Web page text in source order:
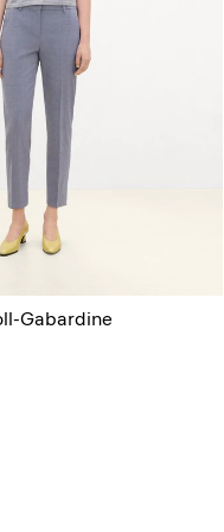
Gabardine